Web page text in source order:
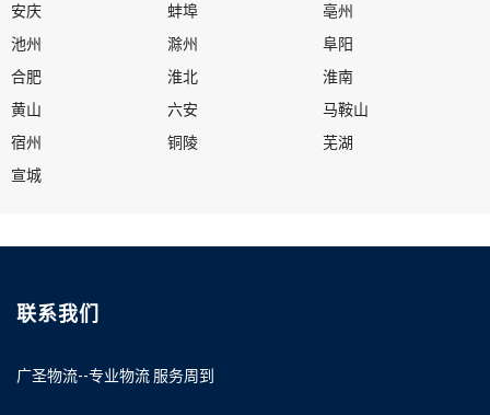
安庆 蚌埠
亳州
池州
滁州
阜阳
合肥
淮北
淮南
黄山
六安
马鞍山
宿州
铜陵
芜湖
宣城
联系我们
广圣物流--专业物流 服务周到